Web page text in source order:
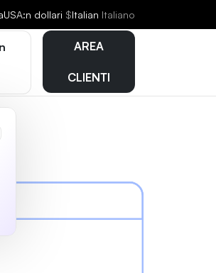
USA:n dollari $Italian Italiano
AREA
CLIENTI